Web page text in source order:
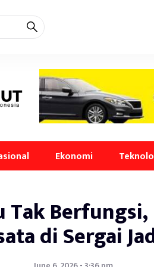
Ekonomi
Tak
di Sergai